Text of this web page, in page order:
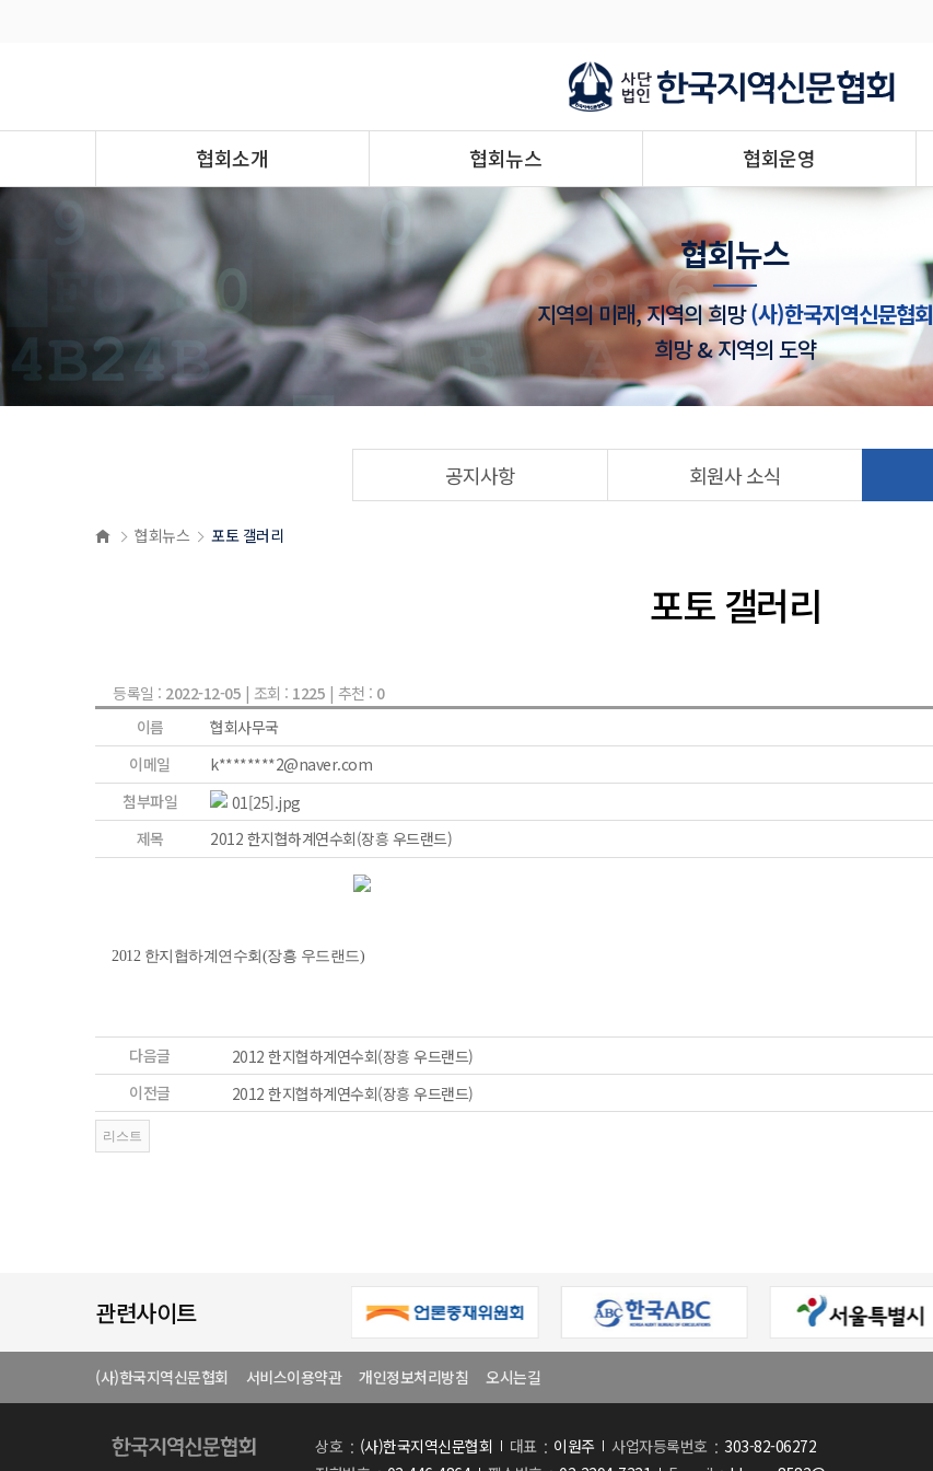
협회소개 협회뉴스 협회운영
협회뉴스
지역의 미래, 지역의 희망(사)한국지역신문협회
희망 & 지역의 도약
공지사항 회원사 소식
협회뉴스 포토 갤러리
포토 갤러리
등록일 : 2022-12-05 | 조회 : 1225 | 추천 : 0
이름
협회사무국
이메일
k********2@naver.com
첨부파일
01[25].jpg
제목
2012 한지협하계연수회(장흥 우드랜드)
2012 한지협하계연수회(장흥 우드랜드)
다음글
2012 한지협하계연수회(장흥 우드랜드)
이전글
2012 한지협하계연수회(장흥 우드랜드)
관련사이트
(사)한국지역신문협회 서비스이용약관 개인정보처리방침 오시는길
상호 (사)한국지역신문협회 대표 이원주 사업자등록번호
303-82-06272